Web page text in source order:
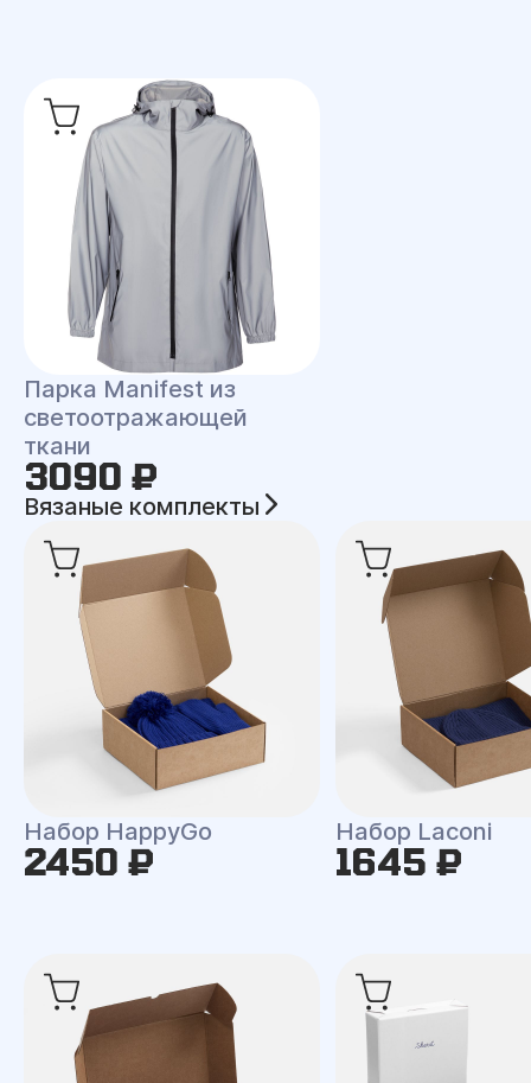
Парка Manifest из
светоотражающей
ткани
3090 ₽
Вязаные комплекты
Набор HappyGo
2450 ₽
Набор Laconi
1645 ₽